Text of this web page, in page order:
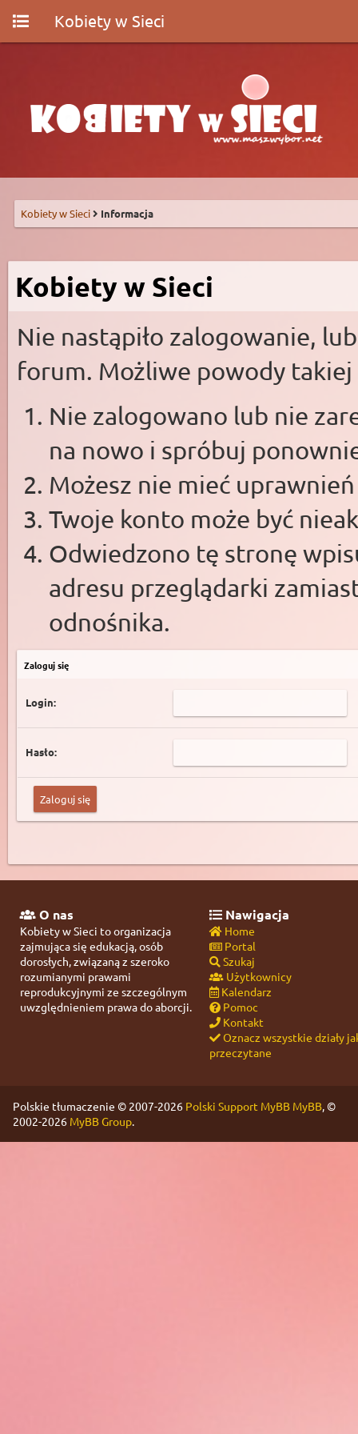
Kobiety w Sieci
Kobiety w Sieci Informacja
Kobiety w Sieci
Nie nastąpiło zalogowanie,
forum. Możliwe powody takiej
Nie zalogowano lub nie
na nowo i spróbuj
Możesz nie mieć
Twoje konto może być
Odwiedzono tę stronę
adresu przeglądarki
odnośnika.
Zaloguj się
Login:
Hasło:
O nas
Kobiety w Sieci to organizacja
zajmująca się edukacją, osób
dorosłych, związaną z szeroko
rozumianymi prawami
reprodukcyjnymi ze szczególnym
uwzględnieniem prawa do aborcji.
Nawigacja
Home
Portal
Szukaj
Użytkownicy
Kalendarz
Pomoc
Kontakt
Oznacz wszystkie działy
przeczytane
Polskie tłumaczenie © 2007-2026 Polski Support MyBB MyBB, ©
2002-2026 MyBB Group.